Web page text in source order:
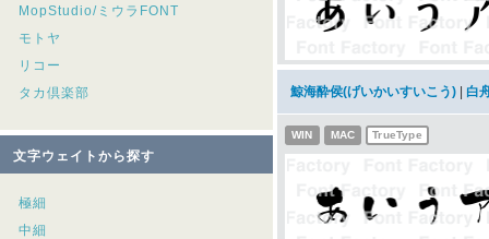
MopStudio/ミウラFONT
モトヤ
リコー
タカ倶楽部
文字ウェイトから探す
極細
中細
鯨海酔侯(げいかいすいこう) 白
WIN MAC TrueType